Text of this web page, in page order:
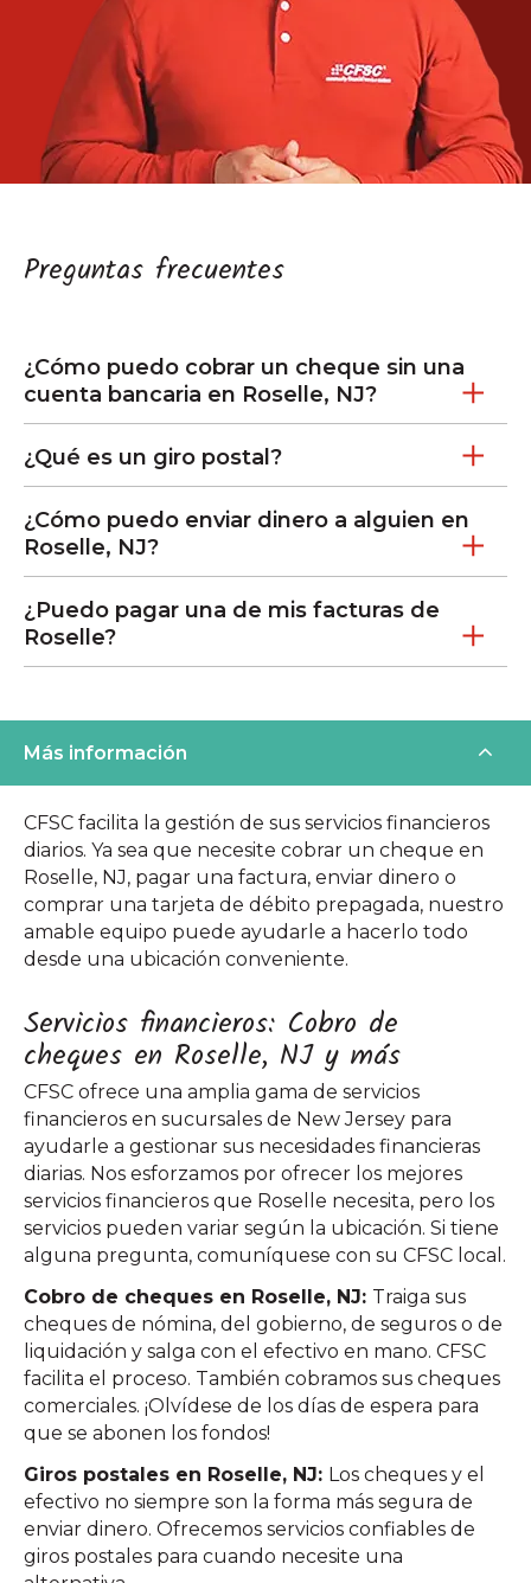
Preguntas frecuentes
¿Cómo puedo cobrar un cheque sin una
cuenta bancaria en Roselle, NJ?
¿Qué es un giro postal?
¿Cómo puedo enviar dinero a alguien en
Roselle, NJ?
¿Puedo pagar una de mis facturas de
Roselle?
Más información
CFSC facilita la gestión de sus servicios financieros
diarios. Ya sea que necesite cobrar un cheque en
Roselle, NJ, pagar una factura, enviar dinero o
comprar una tarjeta de débito prepagada, nuestro
amable equipo puede ayudarle a hacerlo todo
desde una ubicación conveniente.
Servicios financieros: Cobro de
cheques en Roselle, NJ y más
CFSC ofrece una amplia gama de servicios
financieros en sucursales de New Jersey para
ayudarle a gestionar sus necesidades financieras
diarias. Nos esforzamos por ofrecer los mejores
servicios financieros que Roselle necesita, pero los
servicios pueden variar según la ubicación. Si tiene
alguna pregunta, comuníquese con su CFSC local.
Cobro de cheques en Roselle, NJ: Traiga sus
cheques de nómina, del gobierno, de seguros o de
liquidación y salga con el efectivo en mano. CFSC
facilita el proceso. También cobramos sus cheques
comerciales. ¡Olvídese de los días de espera para
que se abonen los fondos!
Giros postales en Roselle, NJ: Los cheques y el
efectivo no siempre son la forma más segura de
enviar dinero. Ofrecemos servicios confiables de
giros postales para cuando necesite una